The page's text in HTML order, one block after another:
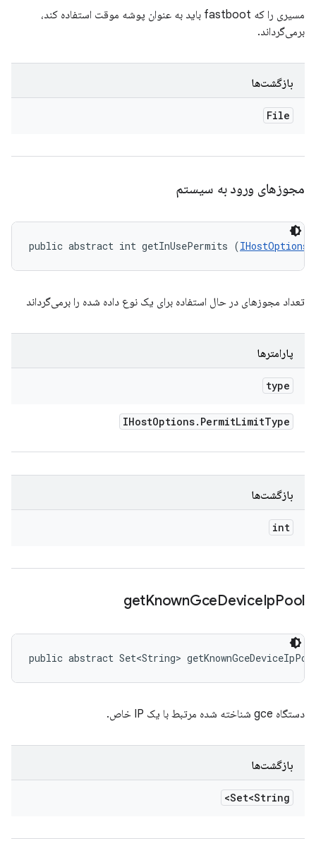
مسیری را که fastboot باید به عنوان پوشه موقت استفاده کند،
برمی‌گرداند.
بازگشت‌ها
File
مجوزهای ورود به سیستم
public abstract int getInUsePermits (
تعداد مجوزهای در حال استفاده برای یک نوع داده شده را برمی‌گرداند
پارامترها
type
IHostOptions. PermitLimitType
بازگشت‌ها
int
getKnownGceDeviceIpPool
public abstract Set<String>
دستگاه gce شناخته شده مرتبط با یک IP خاص.
بازگشت‌ها
Set<String>